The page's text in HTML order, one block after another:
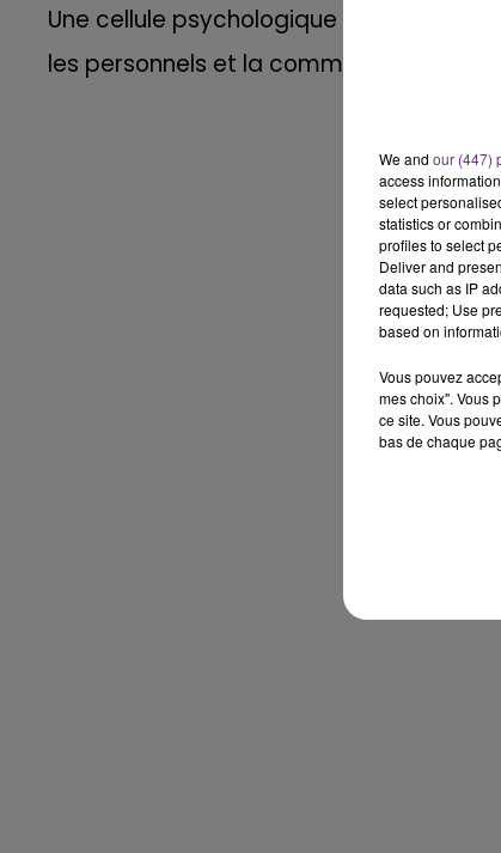
Une cellule psychologique est mise en
les personnels et la communauté
We and our (447)
access
select
statistics or
profiles to select
Deliver and
data such as IP
requested; Use
based on
Vous pouvez
mes choix". Vous
ce site. Vous
bas de chaque